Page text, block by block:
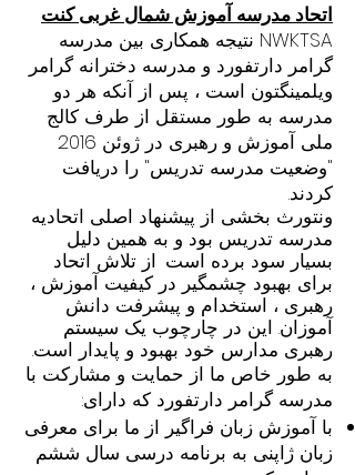
اتحاد مدرسه آموزش شمال غربی کنت
NWKTSA نتیجه همکاری بین مدرسه
گرامر دارتفورد و مدرسه دخترانه گرامر
ویلمینگتون است ، پس از آنکه هر دو
مدرسه به طور مستقل از طرف کالج
ملی آموزش و رهبری در ژوئن 2016
"وضعیت مدرسه تدریس" را دریافت
کردند.
ونتورث بخشی از پیشنهاد اصلی اتحادیه
مدرسه تدریس بود و به همین دلیل
بسیار سود برده است از تلاش اتحاد
برای بهبود چشمگیر در کیفیت آموزش ،
رهبری ، استخدام و پیشرفت دانش
آموزان. این در چارچوب یک سیستم
رهبری مدارس خود بهبود و پایدار است.
به طور خاص ما از حمایت و مشارکت با
مدرسه گرامر دارتفورد که دارای:
با آموزش زبان فراگیر از ما برای معرفی
زبان ژاپنی به برنامه درسی سال ششم